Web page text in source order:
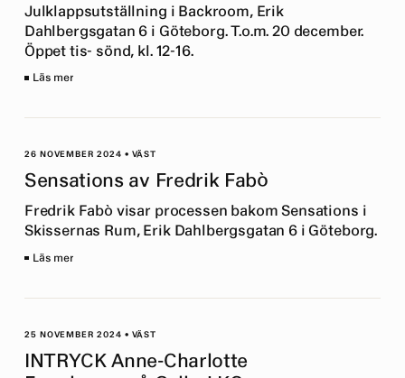
Julklappsutställning i Backroom, Erik
Dahlbergsgatan 6 i Göteborg. T.o.m. 20 december.
Öppet tis- sönd, kl. 12-16.
Läs mer
26 NOVEMBER 2024 • VÄST
Sensations av Fredrik Fabò
Fredrik Fabò visar processen bakom Sensations i
Skissernas Rum, Erik Dahlbergsgatan 6 i Göteborg.
Läs mer
25 NOVEMBER 2024 • VÄST
INTRYCK Anne-Charlotte